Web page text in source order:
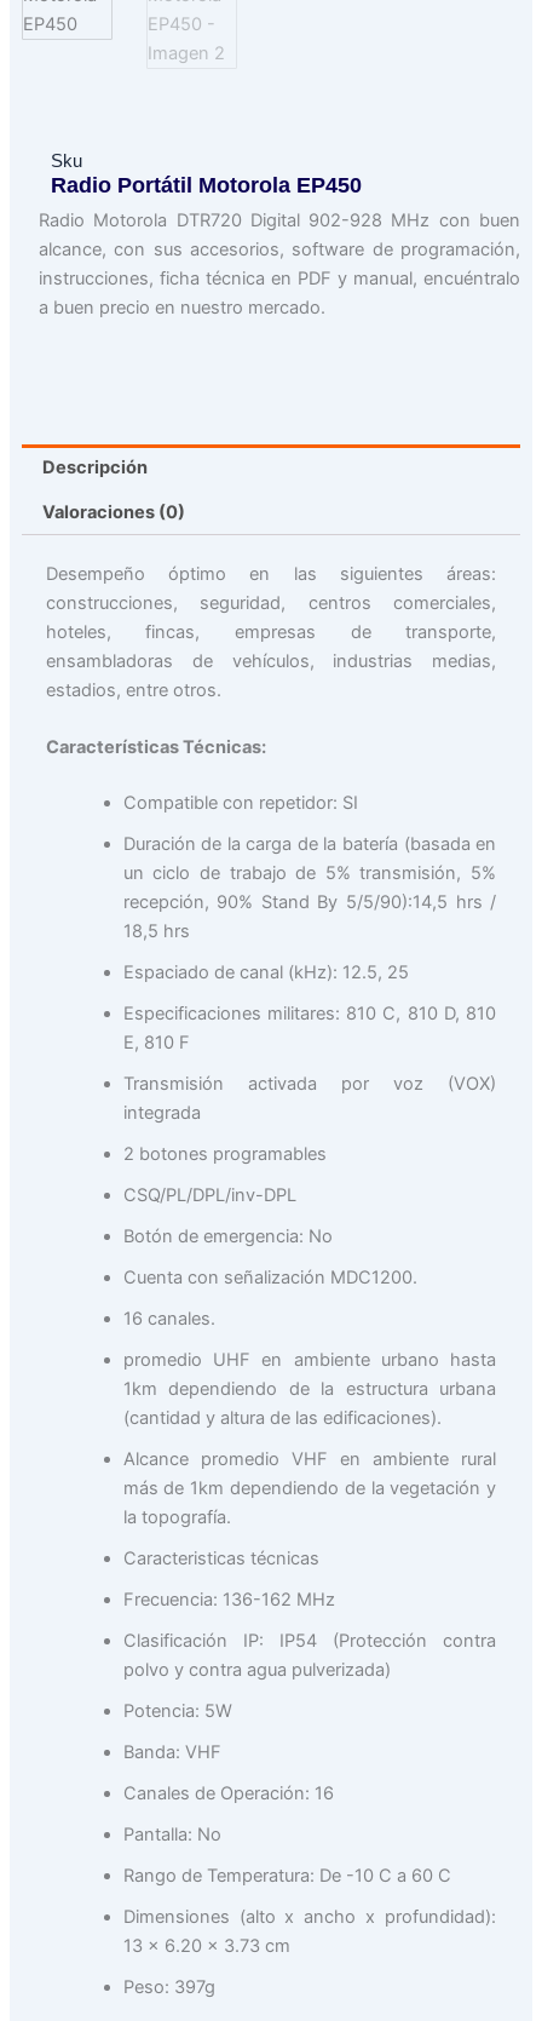
Sku
Radio Portátil Motorola EP450
Radio Motorola DTR720 Digital 902-928 MHz con buen
alcance, con sus accesorios, software de programación,
instrucciones, ficha técnica en PDF y manual, encuéntralo
a buen precio en nuestro mercado.
Descripción
Valoraciones (0)
Desempeño óptimo en las siguientes áreas:
construcciones, seguridad, centros comerciales,
hoteles, fincas, empresas de transporte,
ensambladoras de vehículos, industrias medias,
estadios, entre otros.
Características Técnicas:
Compatible con repetidor: SI
Duración de la carga de la batería (basada en
un ciclo de trabajo de 5% transmisión, 5%
recepción, 90% Stand By 5/5/90):14,5 hrs /
18,5 hrs
Espaciado de canal (kHz): 12.5, 25
Especificaciones militares: 810 C, 810 D, 810
E, 810 F
Transmisión activada por voz (VOX)
integrada
2 botones programables
CSQ/PL/DPL/inv-DPL
Botón de emergencia: No
Cuenta con señalización MDC1200.
16 canales.
promedio UHF en ambiente urbano hasta
1km dependiendo de la estructura urbana
(cantidad y altura de las edificaciones).
Alcance promedio VHF en ambiente rural
más de 1km dependiendo de la vegetación y
la topografía.
Caracteristicas técnicas
Frecuencia: 136-162 MHz
Clasificación IP: IP54 (Protección contra
polvo y contra agua pulverizada)
Potencia: 5W
Banda: VHF
Canales de Operación: 16
Pantalla: No
Rango de Temperatura: De -10 C a 60 C
Dimensiones (alto x ancho x profundidad):
13 x 6.20 x 3.73 cm
Peso: 397g